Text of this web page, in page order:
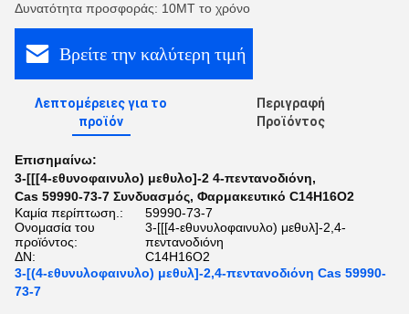
Δυνατότητα προσφοράς: 10MT το χρόνο
Βρείτε την καλύτερη τιμή
Λεπτομέρειες για το
προϊόν
Περιγραφή
Προϊόντος
Επισημαίνω:
3-[[[4-εθυνοφαινυλο) μεθυλο]-2 4-πεντανοδιόνη,
Cas 59990-73-7 Συνδυασμός, Φαρμακευτικό C14H16O2
Καμία περίπτωση.:
59990-73-7
Ονομασία του
προϊόντος:
3-[[[4-εθυνυλοφαινυλο) μεθυλ]-2,4-
πεντανοδιόνη
ΔΝ:
C14H16O2
3-[(4-εθυνυλοφαινυλο) μεθυλ]-2,4-πεντανοδιόνη Cas 59990-
73-7